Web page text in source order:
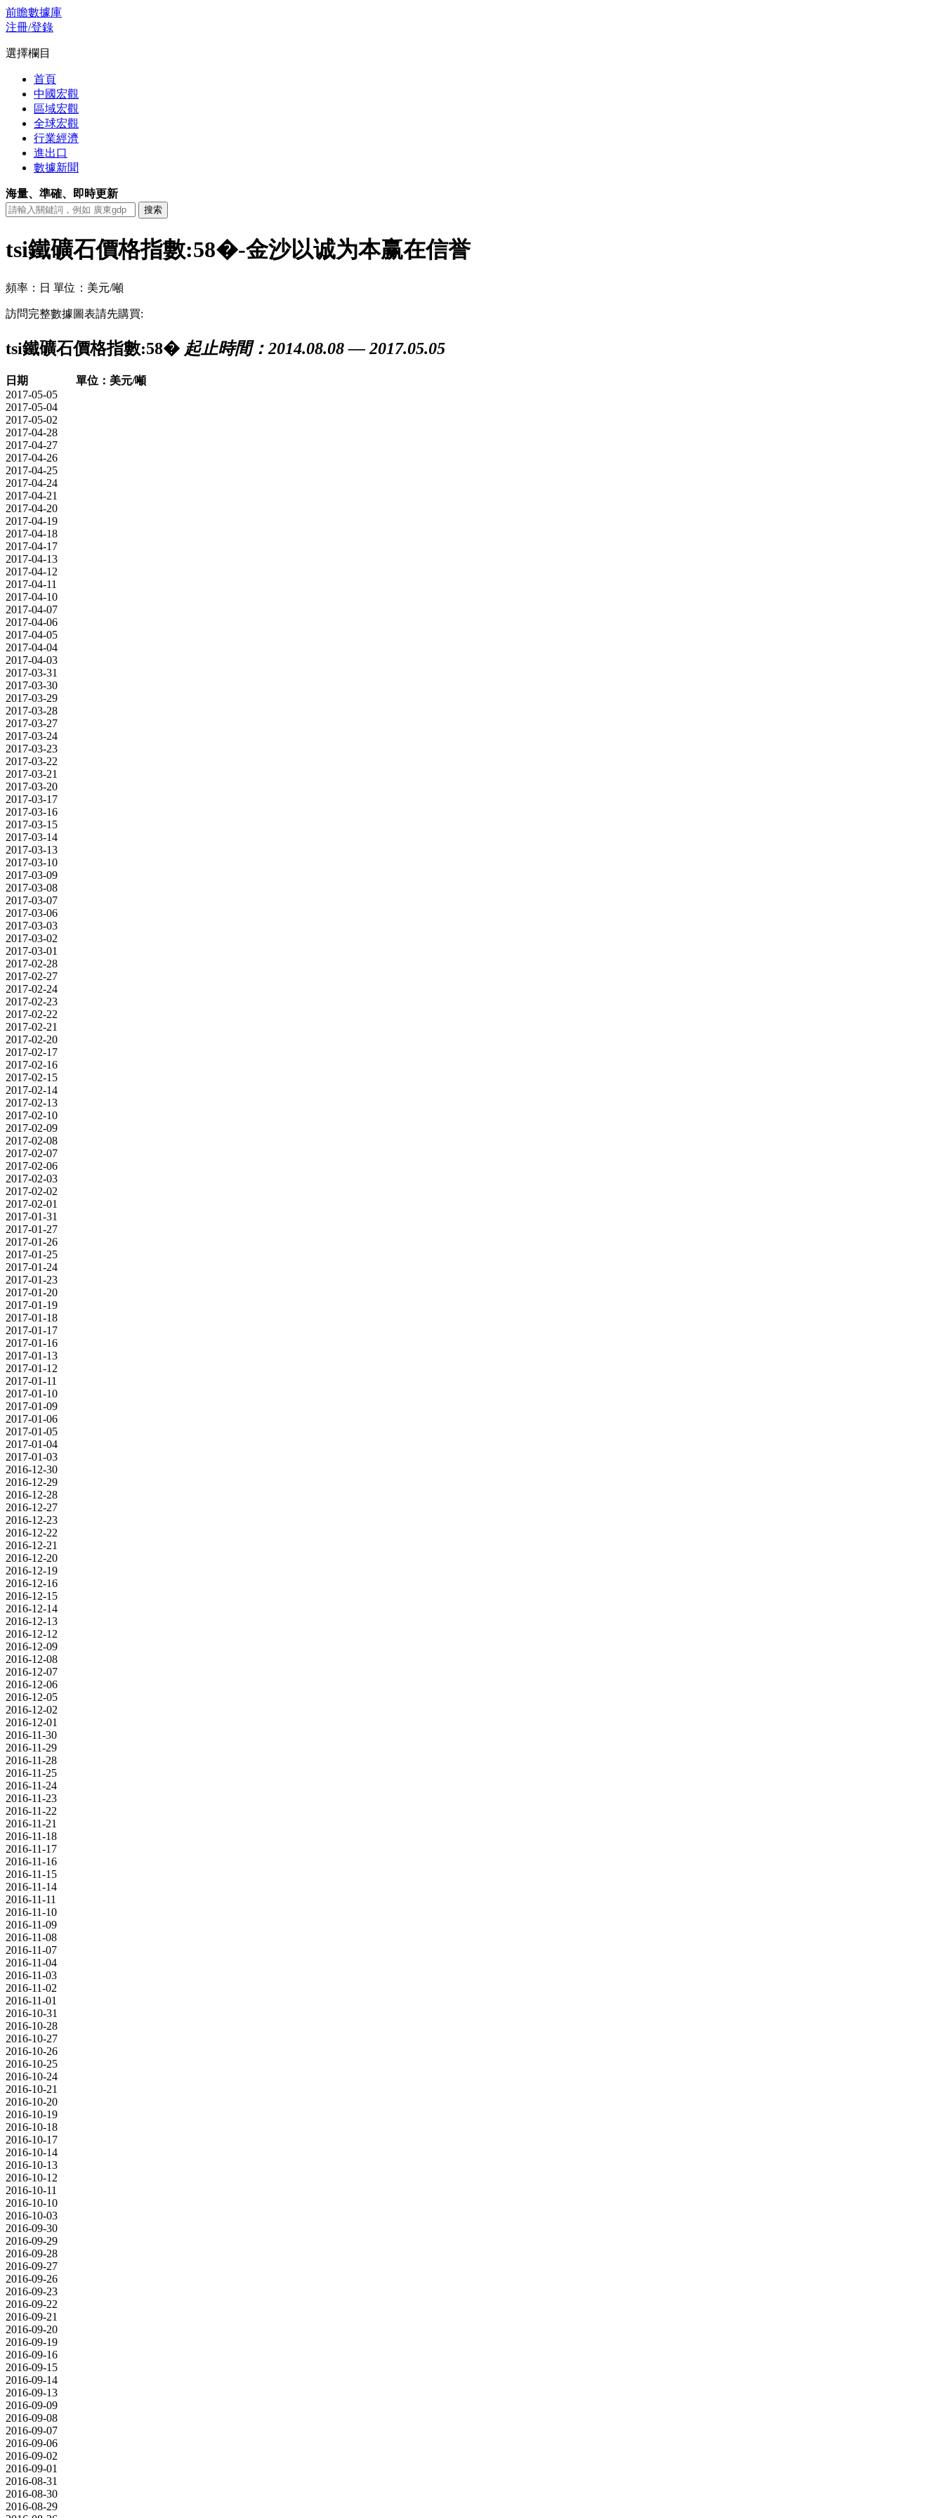
前瞻數據庫
注冊/登錄
選擇欄目
首頁
中國宏觀
區域宏觀
全球宏觀
行業經濟
進出口
數據新聞
海量、準確、即時更新
tsi鐵礦石價格指數:58�-金沙以诚为本赢在信誉
頻率：日 單位：美元/噸
訪問完整數據圖表請先購買:
tsi鐵礦石價格指數:58� 起止時間：2014.08.08 — 2017.05.05
日期
單位：美元/噸
2017-05-05
2017-05-04
2017-05-02
2017-04-28
2017-04-27
2017-04-26
2017-04-25
2017-04-24
2017-04-21
2017-04-20
2017-04-19
2017-04-18
2017-04-17
2017-04-13
2017-04-12
2017-04-11
2017-04-10
2017-04-07
2017-04-06
2017-04-05
2017-04-04
2017-04-03
2017-03-31
2017-03-30
2017-03-29
2017-03-28
2017-03-27
2017-03-24
2017-03-23
2017-03-22
2017-03-21
2017-03-20
2017-03-17
2017-03-16
2017-03-15
2017-03-14
2017-03-13
2017-03-10
2017-03-09
2017-03-08
2017-03-07
2017-03-06
2017-03-03
2017-03-02
2017-03-01
2017-02-28
2017-02-27
2017-02-24
2017-02-23
2017-02-22
2017-02-21
2017-02-20
2017-02-17
2017-02-16
2017-02-15
2017-02-14
2017-02-13
2017-02-10
2017-02-09
2017-02-08
2017-02-07
2017-02-06
2017-02-03
2017-02-02
2017-02-01
2017-01-31
2017-01-27
2017-01-26
2017-01-25
2017-01-24
2017-01-23
2017-01-20
2017-01-19
2017-01-18
2017-01-17
2017-01-16
2017-01-13
2017-01-12
2017-01-11
2017-01-10
2017-01-09
2017-01-06
2017-01-05
2017-01-04
2017-01-03
2016-12-30
2016-12-29
2016-12-28
2016-12-27
2016-12-23
2016-12-22
2016-12-21
2016-12-20
2016-12-19
2016-12-16
2016-12-15
2016-12-14
2016-12-13
2016-12-12
2016-12-09
2016-12-08
2016-12-07
2016-12-06
2016-12-05
2016-12-02
2016-12-01
2016-11-30
2016-11-29
2016-11-28
2016-11-25
2016-11-24
2016-11-23
2016-11-22
2016-11-21
2016-11-18
2016-11-17
2016-11-16
2016-11-15
2016-11-14
2016-11-11
2016-11-10
2016-11-09
2016-11-08
2016-11-07
2016-11-04
2016-11-03
2016-11-02
2016-11-01
2016-10-31
2016-10-28
2016-10-27
2016-10-26
2016-10-25
2016-10-24
2016-10-21
2016-10-20
2016-10-19
2016-10-18
2016-10-17
2016-10-14
2016-10-13
2016-10-12
2016-10-11
2016-10-10
2016-10-03
2016-09-30
2016-09-29
2016-09-28
2016-09-27
2016-09-26
2016-09-23
2016-09-22
2016-09-21
2016-09-20
2016-09-19
2016-09-16
2016-09-15
2016-09-14
2016-09-13
2016-09-09
2016-09-08
2016-09-07
2016-09-06
2016-09-02
2016-09-01
2016-08-31
2016-08-30
2016-08-29